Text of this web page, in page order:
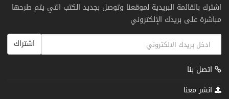
اشترك بالقائمة البريدية لموقعنا وتوصل بجديد الكتب التي يتم طرحها
مباشرة على بريدك الإلكتروني
اشتراك
اتصل بنا
انشر معنا